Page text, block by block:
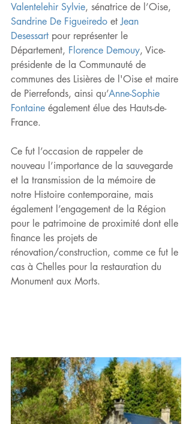
Valentelehir Sylvie, sénatrice de l’Oise,
Sandrine De Figueiredo et Jean
Desessart pour représenter le
Département, Florence Demouy, Vice-
présidente de la Communauté de
communes des Lisières de l'Oise et maire
de Pierrefonds, ainsi qu’Anne-Sophie
Fontaine également élue des Hauts-de-
France.
Ce fut l’occasion de rappeler de
nouveau l’importance de la sauvegarde
et la transmission de la mémoire de
notre Histoire contemporaine, mais
également l’engagement de la Région
pour le patrimoine de proximité dont elle
finance les projets de
rénovation/construction, comme ce fut le
cas à Chelles pour la restauration du
Monument aux Morts.